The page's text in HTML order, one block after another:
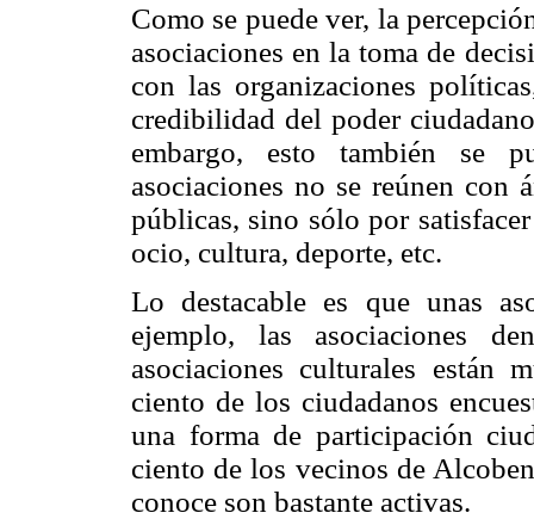
Como se puede ver, la
asociaciones en la toma de
con las organizaciones
credibilidad del poder
embargo, esto también se
asociaciones no se reúnen
públicas, sino sólo por
ocio, cultura, deporte, etc.
Lo destacable es que unas
ejemplo, las asociaciones
asociaciones culturales están
ciento de los ciudadanos
una forma de participación
ciento de los vecinos de
conoce son bastante activas.